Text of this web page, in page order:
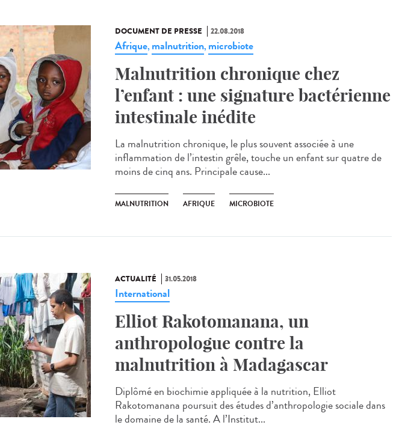
DOCUMENT DE PRESSE 22.08.2018
Afrique, malnutrition, microbiote
Malnutrition chronique chez
l’enfant : une signature bactérienne
intestinale inédite
La malnutrition chronique, le plus souvent associée à une
inflammation de l’intestin grêle, touche un enfant sur quatre de
moins de cinq ans. Principale cause...
MALNUTRITION AFRIQUE MICROBIOTE
ACTUALITÉ 31.05.2018
International
Elliot Rakotomanana, un
anthropologue contre la
malnutrition à Madagascar
Diplômé en biochimie appliquée à la nutrition, Elliot
Rakotomanana poursuit des études d’anthropologie sociale dans
le domaine de la santé. A l’Institut...